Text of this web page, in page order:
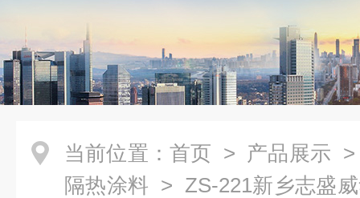
当前位置： 首页 > 产品展示
隔热涂料 > ZS-221新乡志盛